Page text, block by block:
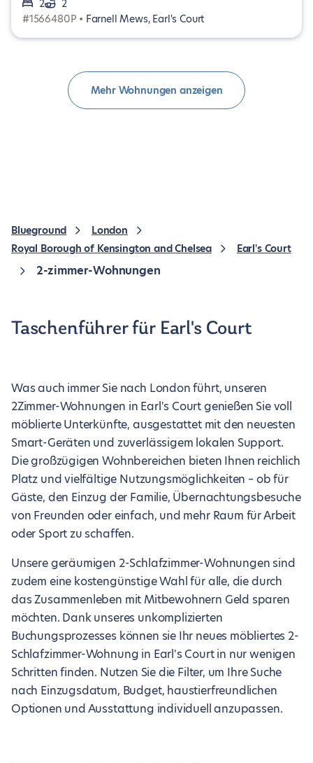
2
2
#1566480P • Farnell Mews, Earl's Court
Mehr Wohnungen anzeigen
Blueground
London
Royal Borough of Kensington and Chelsea
Earl's Court
2-zimmer-Wohnungen
Taschenführer für Earl's Court
Was auch immer Sie nach London führt, unseren
2Zimmer-Wohnungen in Earl's Court genießen Sie voll
möblierte Unterkünfte, ausgestattet mit den neuesten
Smart-Geräten und zuverlässigem lokalen Support.
Die großzügigen Wohnbereichen bieten Ihnen reichlich
Platz und vielfältige Nutzungsmöglichkeiten – ob für
Gäste, den Einzug der Familie, Übernachtungsbesuche
von Freunden oder einfach, und mehr Raum für Arbeit
oder Sport zu schaffen.
Unsere geräumigen 2-Schlafzimmer-Wohnungen sind
zudem eine kostengünstige Wahl für alle, die durch
das Zusammenleben mit Mitbewohnern Geld sparen
möchten. Dank unseres unkomplizierten
Buchungsprozesses können sie Ihr neues möbliertes 2-
Schlafzimmer-Wohnung in Earl's Court in nur wenigen
Schritten finden. Nutzen Sie die Filter, um Ihre Suche
nach Einzugsdatum, Budget, haustierfreundlichen
Optionen und Ausstattung individuell anzupassen.